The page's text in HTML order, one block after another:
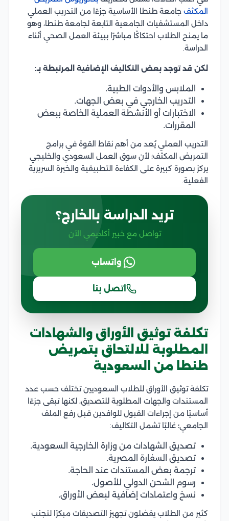
المكثف جامعة طنطا الأساسية جزءًا من التدريب العملي
داخل المستشفيات الجامعية التابعة لجامعة طنطا، وهو
ما يمنح الطلاب احتكاكًا مباشرًا ببيئة العمل الصحي أثناء
الدراسة.
لكن قد توجد بعض التكاليف الإضافية المرتبطة بـ:
الملابس والأدوات الطبية.
التدريب الخارجي في بعض الجهات.
الاختبارات أو الأنشطة العملية الخاصة ببعض
المقررات.
التدريب العملي يُعد من أهم نقاط القوة في برامج
التمريض المكثف؛ لأن سوق العمل السعودي والخليجي
يركز بصورة كبيرة على الكفاءة التطبيقية والخبرة السريرية
الفعلية.
تريد الدراسة بالخارج؟
تواصل مع خبير أكاديمي الآن
واتساب
اتصل بنا
تكلفة توثيق الأوراق والشهادات
المطلوبة للالتحاق بتمريض
طنطا من السعودية
تكلفة توثيق الأوراق للطلاب السعوديين تختلف حسب عدد
المستندات والجهات المطلوبة للتصديق، لكنها تبقى جزءًا
أساسيًا من إجراءات القبول للوافدين قبل رفع الملف
الجامعي؛ غالبًا تشمل التكاليف:
تصديق الشهادات من وزارة الخارجية السعودية.
تصديق السفارة المصرية.
ترجمة بعض المستندات عند الحاجة.
رسوم الشحن الدولي للأصول.
نسخ واعتمادات إضافية لبعض الأوراق.
كثير من الطلاب يفضلون تجهيز التصديقات مبكرًا لتجنب